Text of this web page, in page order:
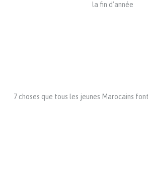
la fin d’année
7 choses que tous les jeunes Marocains